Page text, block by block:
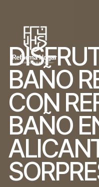
DISFRU
BAÑO R
CON RE
BAÑO E
ALICAN
SORPRE